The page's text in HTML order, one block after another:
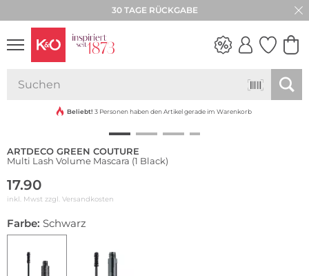
30 TAGE RÜCKGABE
VIBES
Beliebt! 3 Personen haben den Artikel gerade im Warenkorb
ARTDECO GREEN COUTURE
Multi Lash Volume Mascara (1 Black)
17.90
inkl. Mwst zzgl. Versandkosten
Farbe: Schwarz